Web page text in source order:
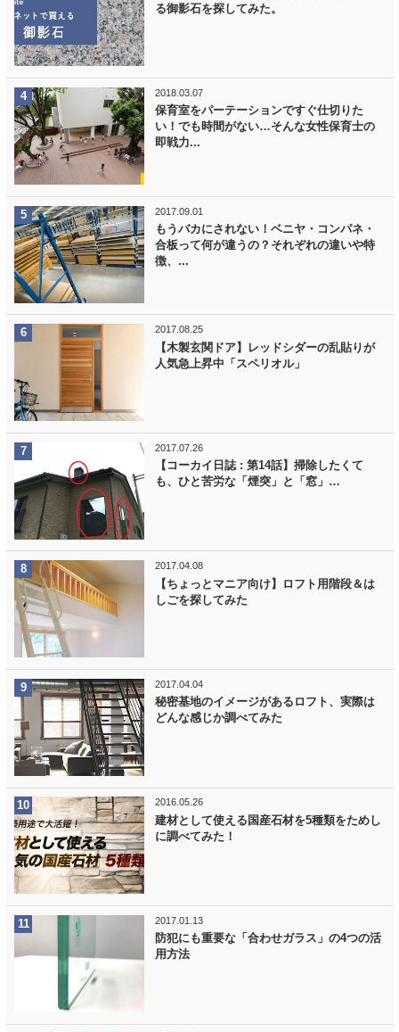
る御影石を探してみた。
2018.03.07
保育室をパーテーションですぐ仕切りた
い！でも時間がない…そんな女性保育士の
即戦力...
2017.09.01
もうバカにされない！ベニヤ・コンパネ・
合板って何が違うの？それぞれの違いや特
徴、...
2017.08.25
【木製玄関ドア】レッドシダーの乱貼りが
人気急上昇中「スペリオル」
2017.07.26
【コーカイ日誌 : 第14話】掃除したくて
も、ひと苦労な「煙突」と「窓」…
2017.04.08
【ちょっとマニア向け】ロフト用階段＆は
しごを探してみた
2017.04.04
秘密基地のイメージがあるロフト、実際は
どんな感じか調べてみた
2016.05.26
建材として使える国産石材を5種類をためし
に調べてみた！
2017.01.13
防犯にも重要な「合わせガラス」の4つの活
用方法